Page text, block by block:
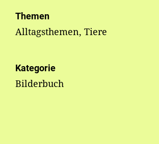
Themen
Alltagsthemen, Tiere
Kategorie
Bilderbuch